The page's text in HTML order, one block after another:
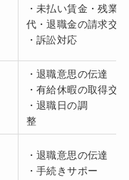
・未払い賃金・残業
代・退職金の請求交渉
・訴訟対応
・退職意思の伝達
・有給休暇の取得交渉
・退職日の調
整
・退職意思の伝達
・手続きサポー